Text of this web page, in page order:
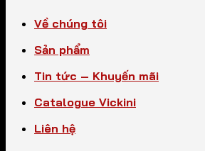
Về chúng tôi
Sản phẩm
Tin tức – Khuyến mãi
Catalogue Vickini
Liên hệ